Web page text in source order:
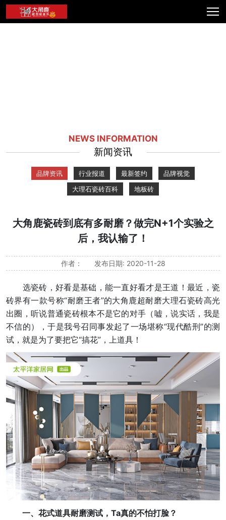
NEWS INFORMATION
新闻资讯
品牌资讯 行业报道 最新签约
品牌视觉
大理石瓷砖百科
地板砖
大角鹿瓷砖到底有多耐磨？做完N+1个实验之
后，我认输了！
作者： 发布日期: 2020-11-28
选瓷砖，好看是基础，能一直好看才是王道！最近，瓷
砖界有一款号称“耐磨王者”的大角鹿超耐磨大理石瓷砖高光
出圈，听说普通瓷砖根本不是它的对手（嘘，说实话，我是
不信的），于是我号召同事发起了一场堪称“现代酷刑”的测
试，就是为了要把它“搞花”，上道具！
一、花式道具耐磨测试，Ta真的不怕打脸？